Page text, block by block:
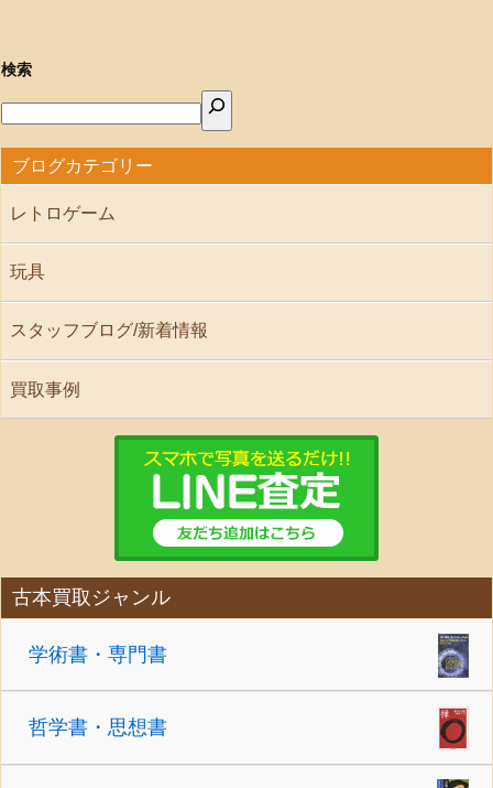
検索
ブログカテゴリー
レトロゲーム
玩具
スタッフブログ/新着情報
買取事例
古本買取ジャンル
学術書・専門書
哲学書・思想書